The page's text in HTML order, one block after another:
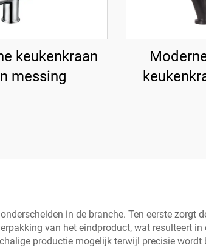
keukenkraan
messing
in de branche. Ten eerste zorgt
van het eindproduct, wat resulteert in
productie mogelijk terwijl precisie wordt